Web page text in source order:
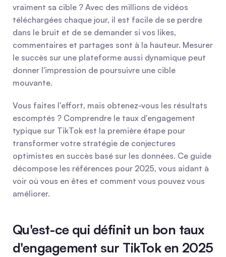
vraiment sa cible ? Avec des millions de vidéos
téléchargées chaque jour, il est facile de se perdre
dans le bruit et de se demander si vos likes,
commentaires et partages sont à la hauteur. Mesurer
le succès sur une plateforme aussi dynamique peut
donner l'impression de poursuivre une cible
mouvante.
Vous faites l'effort, mais obtenez-vous les résultats
escomptés ? Comprendre le taux d'engagement
typique sur TikTok est la première étape pour
transformer votre stratégie de conjectures
optimistes en succès basé sur les données. Ce guide
décompose les références pour 2025, vous aidant à
voir où vous en êtes et comment vous pouvez vous
améliorer.
Qu'est-ce qui définit un bon taux
d'engagement sur TikTok en 2025